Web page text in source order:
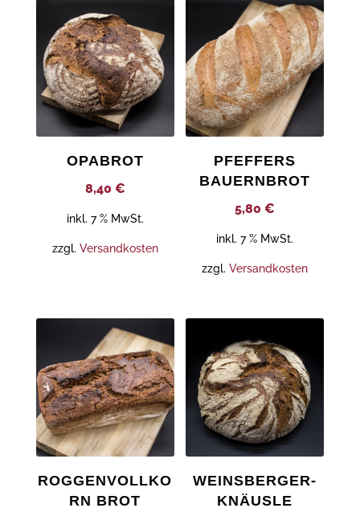
OPABROT
8,40 €
inkl. 7 % MwSt.
zzgl. Versandkosten
PFEFFERS
BAUERNBROT
5,80€
inkl. 7 % MwSt.
zzgl.Versandkosten
ROGGENVOLLKO
RN BROT
WEINSBERGER-
KNÄUSLE